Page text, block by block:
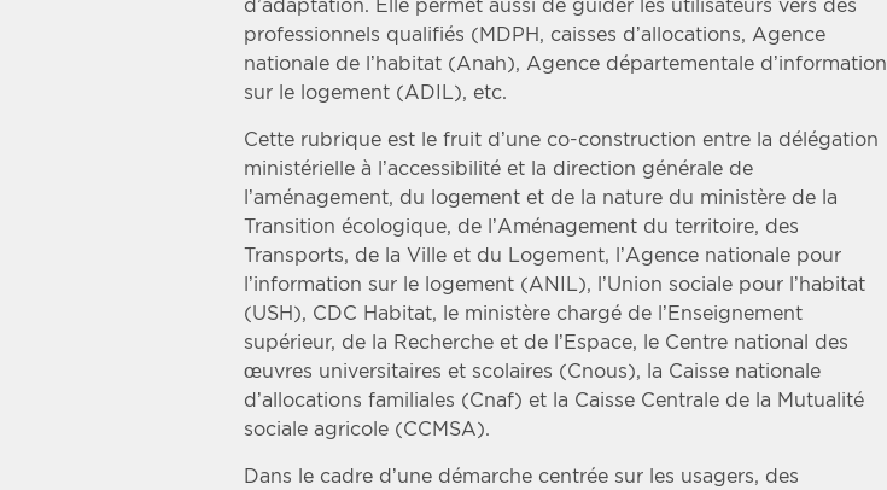
d’adaptation. Elle permet aussi de guider les utilisateurs vers des
professionnels qualifiés (MDPH, caisses d’allocations, Agence
nationale de l’habitat (Anah), Agence départementale d’information
sur le logement (ADIL), etc.
Cette rubrique est le fruit d’une co-construction entre la délégation
ministérielle à l’accessibilité et la direction générale de
l’aménagement, du logement et de la nature du ministère de la
Transition écologique, de l’Aménagement du territoire, des
Transports, de la Ville et du Logement, l’Agence nationale pour
l’information sur le logement (ANIL), l’Union sociale pour l’habitat
(USH), CDC Habitat, le ministère chargé de l’Enseignement
supérieur, de la Recherche et de l’Espace, le Centre national des
œuvres universitaires et scolaires (Cnous), la Caisse nationale
d’allocations familiales (Cnaf) et la Caisse Centrale de la Mutualité
sociale agricole (CCMSA).
Dans le cadre d’une démarche centrée sur les usagers, des